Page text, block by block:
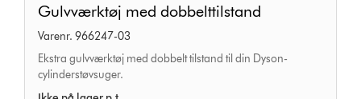
med
dobbelttilstand
Gulvværktøj med dobbelttilstand
Varenr. 966247-03
Ekstra gulvværktøj med dobbelt tilstand til din Dyson-
cylinderstøvsuger.